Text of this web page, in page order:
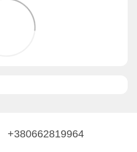
+380662819964